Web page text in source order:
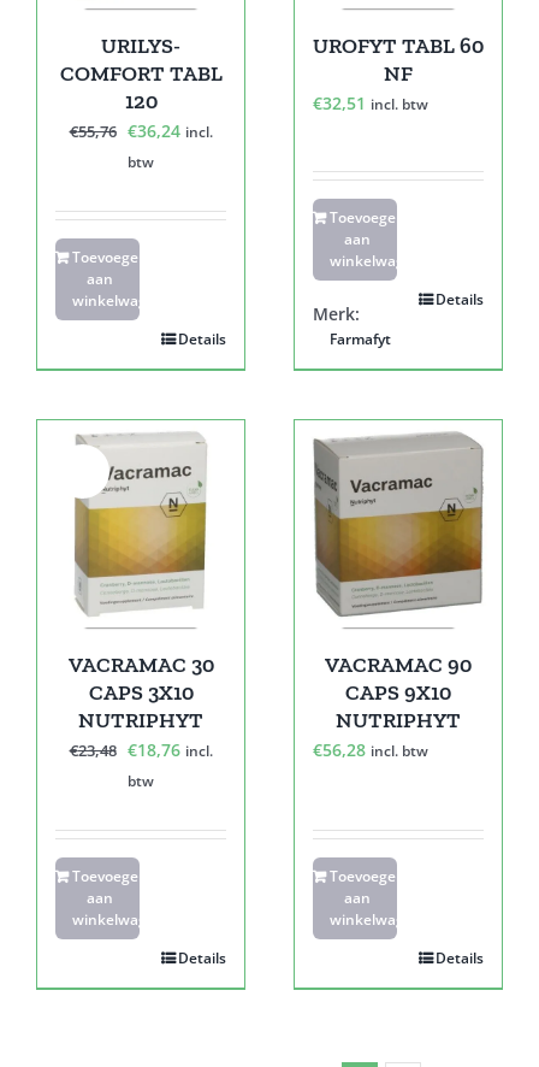
URILYS-
COMFORT TABL
120
€55,76 Oorspronkelijke
prijs
€55,76.
€36,24Huidige
€36,24.
incl.
btw
Toevoegen
aan
winkelwagen
Details
UROFYT TABL 60
NF
€32,51 incl. btw
Toevoegen
aan
winkelwagen
Details
Merk:
Farmafyt
VACRAMAC 30
CAPS 3X10
NUTRIPHYT
€23,48 Oorspronkelijke
prijs
€23,48.
€18,76Huidige
€18,76.
incl.
btw
Toevoegen
aan
winkelwagen
Details
VACRAMAC 90
CAPS 9X10
NUTRIPHYT
€56,28 incl. btw
Toevoegen
aan
winkelwagen
Details